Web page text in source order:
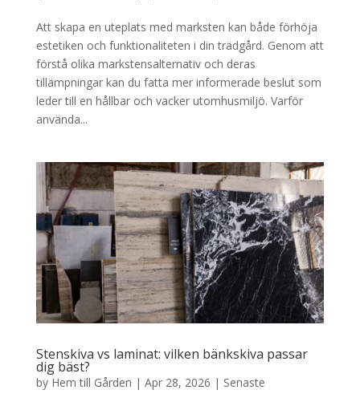
Att skapa en uteplats med marksten kan både förhöja
estetiken och funktionaliteten i din trädgård. Genom att
förstå olika markstensalternativ och deras
tillämpningar kan du fatta mer informerade beslut som
leder till en hållbar och vacker utomhusmiljö. Varför
använda...
Stenskiva vs laminat: vilken bänkskiva passar
dig bäst?
by Hem till Gården | Apr 28, 2026 | Senaste